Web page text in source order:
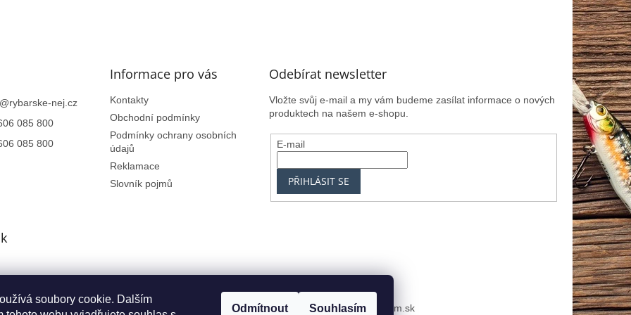
soubory cookie. Dalším
Odmítnout Souhlasím
@rybarske-nej.cz
085 800
085 800
Informace pro vás
Kontakty
Obchodní podmínky
Podmínky ochrany osobních
údajů
Reklamace
Slovník pojmů
Odebírat newsletter
Vložte svůj e-mail a my vám budeme zasílat informace o nových
produktech na našem e-shopu.
E-mail
PŘIHLÁSIT SE
Centrum.cz Seznam.cz Google.cz Živéfirmy.cz Azet.sk MRK.cz Zoznam.sk